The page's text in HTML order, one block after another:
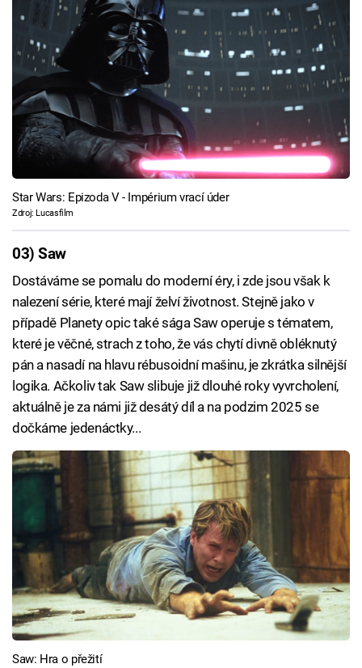
Star Wars: Epizoda V - Impérium vrací úder
Zdroj: Lucasfilm
03) Saw
Dostáváme se pomalu do moderní éry, i zde jsou však k
nalezení série, které mají želví životnost. Stejně jako v
případě Planety opic také sága Saw operuje s tématem,
které je věčné, strach z toho, že vás chytí divně obléknutý
pán a nasadí na hlavu rébusoidní mašinu, je zkrátka silnější
logika. Ačkoliv tak Saw slibuje již dlouhé roky vyvrcholení,
aktuálně je za námi již desátý díl a na podzim 2025 se
dočkáme jedenáctky...
Saw: Hra o přežití